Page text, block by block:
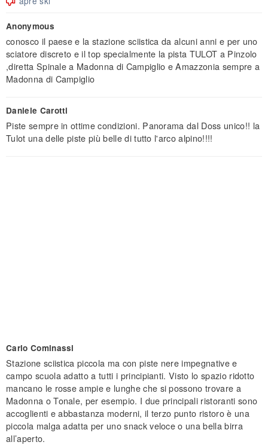
Anonymous
conosco il paese e la stazione sciistica da alcuni anni e per uno
sciatore discreto e il top specialmente la pista TULOT a Pinzolo
,diretta Spinale a Madonna di Campiglio e Amazzonia sempre a
Madonna di Campiglio
Daniele Carotti
Piste sempre in ottime condizioni. Panorama dal Doss unico!! la
Tulot una delle piste più belle di tutto l'arco alpino!!!!
Carlo Cominassi
Stazione sciistica piccola ma con piste nere impegnative e
campo scuola adatto a tutti i principianti. Visto lo spazio ridotto
mancano le rosse ampie e lunghe che si possono trovare a
Madonna o Tonale, per esempio. I due principali ristoranti sono
accoglienti e abbastanza moderni, il terzo punto ristoro è una
piccola malga adatta per uno snack veloce o una bella birra
all’aperto.